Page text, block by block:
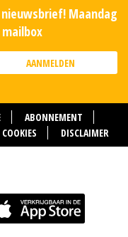
Maandag
AANMELDEN
ABONNEMENT
COOKIES DISCLAIMER